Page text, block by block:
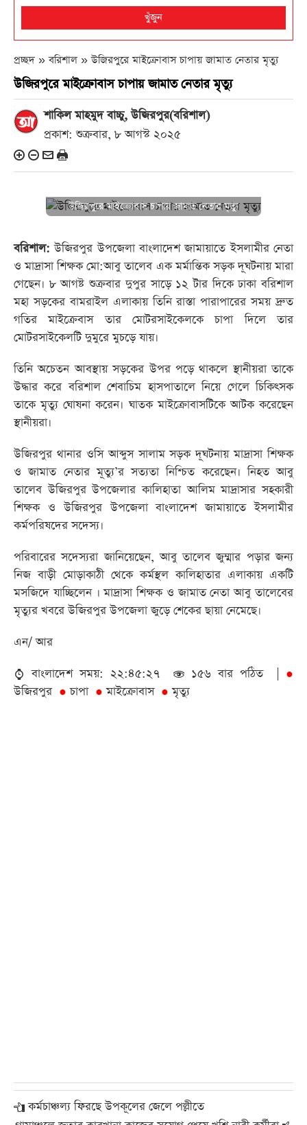
খুঁজুন
প্রচ্ছদ » বরিশাল »উজিরপুরে মাইক্রোবাস চাপায় জামাত নেতার মৃত্যু
উজিরপুরে মাইক্রোবাস চাপায় জামাত নেতার মৃত্যু
শাকিল মাহমুদ বাচ্চু, উজিরপুর(বরিশাল)
প্রকাশ: শুক্রবার, ৮ আগস্ট ২০২৫
উজিরপুরে মাইক্রোবাস চাপায় জামাত নেতার মৃত্যু
বরিশাল:উজিরপুর উপজেলা বাংলাদেশ জামায়াতে ইসলামীর নেতা
ও মাদ্রাসা শিক্ষক মো:আবু তালেব এক মর্মান্তিক সড়ক দূঘটনায় মারা
গেছেন। ৮ আগষ্ট শুক্রবার দুপুর সাড়ে ১২ টার দিকে ঢাকা বরিশাল
মহা সড়কের বামরাইল এলাকায় তিনি রাস্তা পারাপারের সময় দ্রুত
গতির মাইক্রেবাস তার মোটরসাইকেলকে চাপা দিলে তার
মোটরসাইকেলটি দুমুরে মুচড়ে যায়।
তিনি অচেতন আবস্থায় সড়কের উপর পড়ে থাকলে স্থানীয়রা তাকে
উদ্ধার করে বরিশাল শেবাচিম হাসপাতালে নিয়ে গেলে চিকিৎসক
তাকে মৃত্যু ঘোষনা করেন। ঘাতক মাইক্রোবাসটিকে আটক করেছেন
স্থানীয়রা।
উজিরপুর থানার ওসি আব্দুস সালাম সড়ক দূঘটনায় মাদ্রাসা শিক্ষক
ও জামাত নেতার মূত্যু’র সত্যতা নিশ্চিত করেছেন। নিহত আবু
তালেব উজিরপুর উপজেলার কালিহাতা আলিম মাদ্রাসার সহকারী
শিক্ষক ও উজিরপুর উপজেলা বাংলাদেশ জামায়াতে ইসলামীর
কর্মপরিষদের সদেস্য।
পরিবারের সদেস্যরা জানিয়েছেন, আবু তালেব জুম্মার পড়ার জন্য
নিজ বাড়ী মোড়াকাঠী থেকে কর্মস্থল কালিহাতার এলাকায় একটি
মসজিদে যাচ্ছিলেন । মাদ্রাসা শিক্ষক ও জামাত নেতা আবু তালেবের
মৃত্যুর খবরে উজিরপুর উপজেলা জুড়ে শেকের ছায়া নেমেছে।
এন/ আর
বাংলাদেশ সময়: ২২:৪৫:২৭
১৫৬ বার পঠিত | ●
উজিরপুর ● চাপা ● মাইক্রোবাস ● মৃত্যু
কর্মচাঞ্চল্য ফিরছে উপকূলের জেলে পল্লীতে